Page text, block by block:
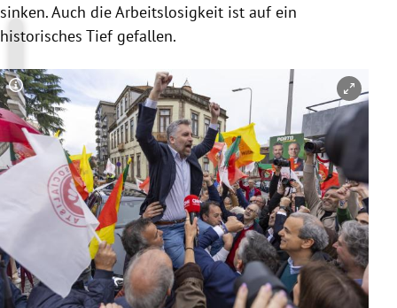
sinken. Auch die Arbeitslosigkeit ist auf ein
historisches Tief gefallen.
Copyright-Hinweis öffnen/schließen